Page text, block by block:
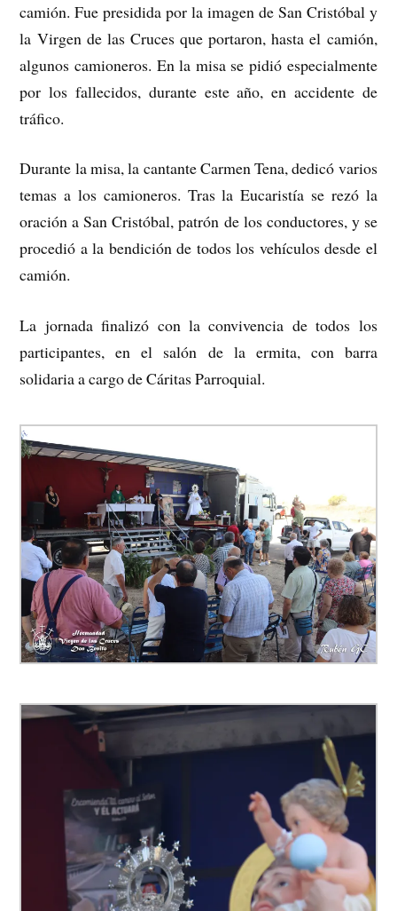
camión. Fue presidida por la imagen de San Cristóbal y
la Virgen de las Cruces que portaron, hasta el camión,
algunos camioneros. En la misa se pidió especialmente
por los fallecidos, durante este año, en accidente de
tráfico.
Durante la misa, la cantante Carmen Tena, dedicó varios
temas a los camioneros. Tras la Eucaristía se rezó la
oración a San Cristóbal, patrón de los conductores, y se
procedió a la bendición de todos los vehículos desde el
camión.
La jornada finalizó con la convivencia de todos los
participantes, en el salón de la ermita, con barra
solidaria a cargo de Cáritas Parroquial.